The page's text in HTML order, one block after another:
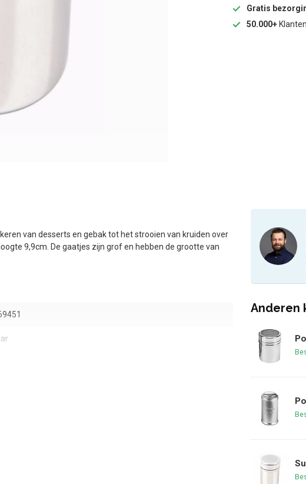
Gratis
50.000+
van desserts en gebak tot het strooien van kruiden over
9,9cm. De gaatjes zijn grof en hebben de grootte van
Anderen